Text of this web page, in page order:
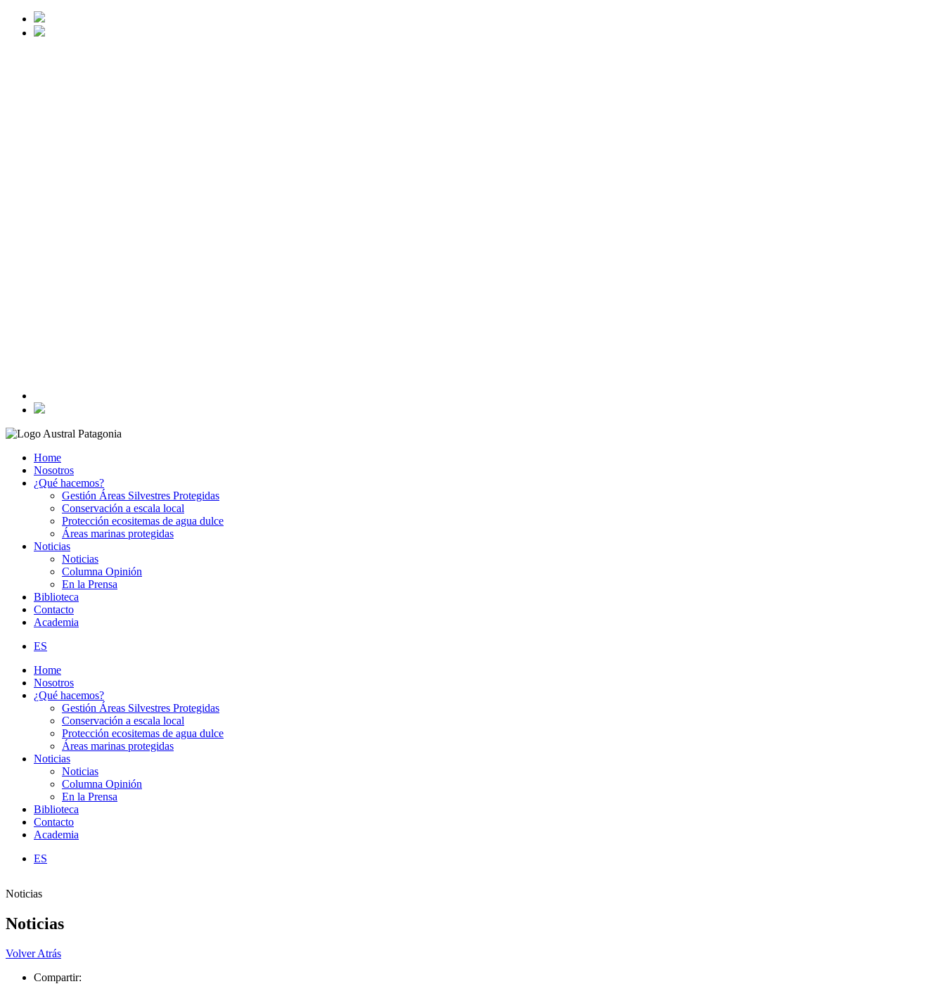
Home
Nosotros
¿Qué hacemos?
Gestión Áreas Silvestres Protegidas
Conservación a escala local
Protección ecositemas de agua dulce
Áreas marinas protegidas
Noticias
Noticias
Columna Opinión
En la Prensa
Biblioteca
Contacto
Academia
ES
Home
Nosotros
¿Qué hacemos?
Gestión Áreas Silvestres Protegidas
Conservación a escala local
Protección ecositemas de agua dulce
Áreas marinas protegidas
Noticias
Noticias
Columna Opinión
En la Prensa
Biblioteca
Contacto
Academia
ES
Noticias
Noticias
Volver Atrás
Compartir: